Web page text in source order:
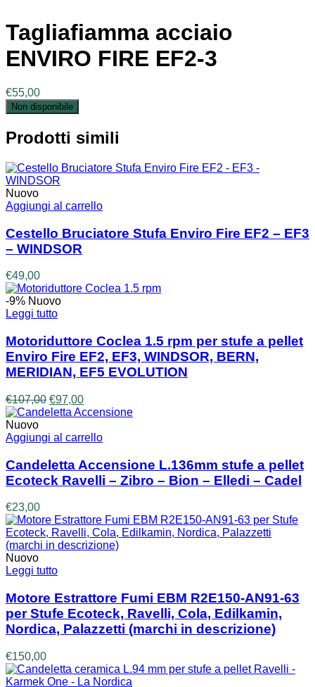
Tagliafiamma acciaio
ENVIRO FIRE EF2-3
€55,00
Non disponibile
Prodotti simili
Nuovo
Aggiungi al carrello
Cestello Bruciatore Stufa Enviro Fire EF2 – EF3
– WINDSOR
€49,00
-9% Nuovo
Leggi tutto
Motoriduttore Coclea 1.5 rpm per stufe a pellet
Enviro Fire EF2, EF3, WINDSOR, BERN,
MERIDIAN, EF5 EVOLUTION
€107,00 Il
prezzo
era:
€97,00Il
prezzo
è:
Nuovo
Aggiungi al carrello
Candeletta Accensione L.136mm stufe a pellet
Ecoteck Ravelli – Zibro – Bion – Elledi – Cadel
€23,00
Nuovo
Leggi tutto
Motore Estrattore Fumi EBM R2E150-AN91-63
per Stufe Ecoteck, Ravelli, Cola, Edilkamin,
Nordica, Palazzetti (marchi in descrizione)
€150,00